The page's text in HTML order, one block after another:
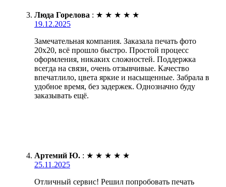
Люда Горелова : ★ ★ ★ ★ ★
19.12.2025
Замечательная компания. Заказала печать фото
20х20, всё прошло быстро. Простой процесс
оформления, никаких сложностей. Поддержка
всегда на связи, очень отзывчивые. Качество
впечатлило, цвета яркие и насыщенные. Забрала в
удобное время, без задержек. Однозначно буду
заказывать ещё.
Артемий Ю. : ★ ★ ★ ★ ★
25.11.2025
Отличный сервис! Решил попробовать печать